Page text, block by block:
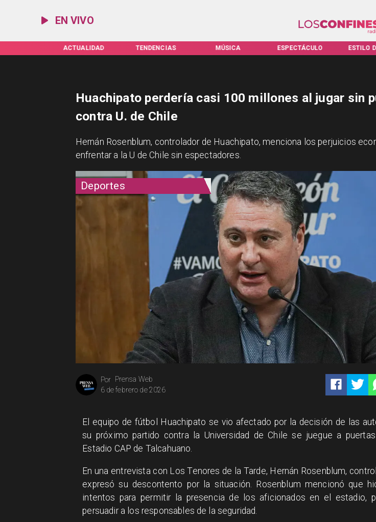
EN VIVO
ACTUALIDAD TENDENCIAS MÚSICA ESPECTÁCULO ESTILO
Deportes
Prensa Web
Por
6 de febrero de 2026
Huachipato perdería casi 100 millones al jugar sin
contra U. de Chile
Hernán Rosenblum, controlador de Huachipato, menciona los perjuicios
enfrentar a la U de Chile sin espectadores.
El equipo de fútbol Huachipato se vio afectado por la decisión de las
su próximo partido contra la Universidad de Chile se juegue a
Estadio CAP de Talcahuano.
En una entrevista con Los Tenores de la Tarde, Hernán Rosenblum,
expresó su descontento por la situación. Rosenblum mencionó que
intentos para permitir la presencia de los aficionados en el estadio,
persuadir a los responsables de la seguridad.